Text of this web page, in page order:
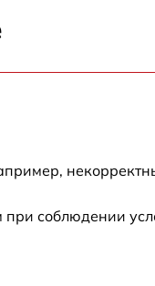
3200 р
соблюдении